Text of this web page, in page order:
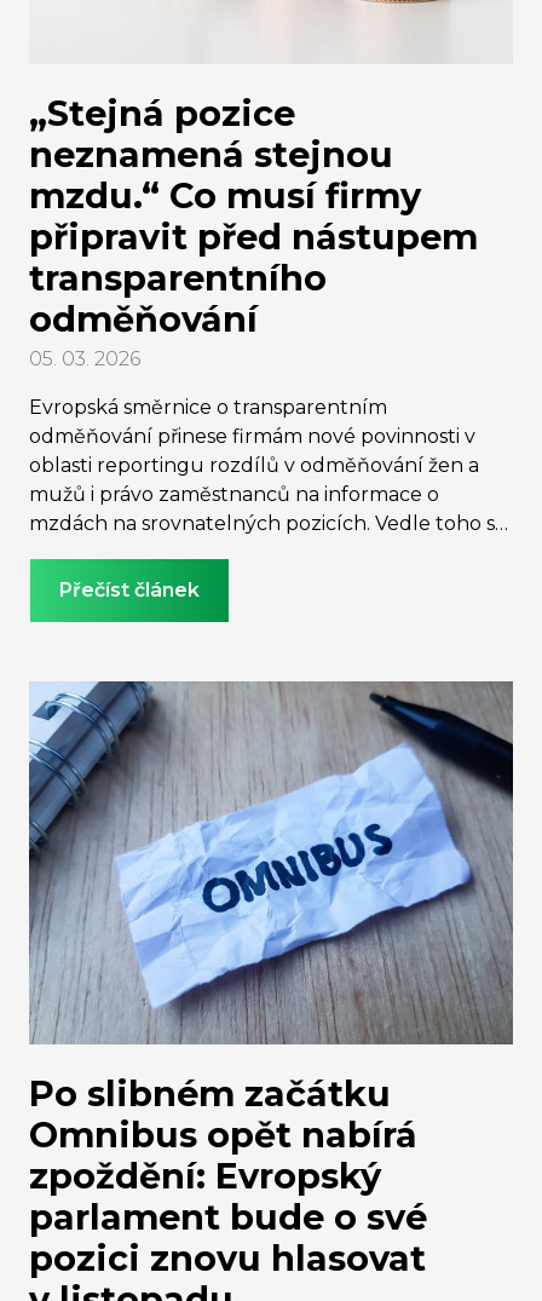
„Stejná pozice
neznamená stejnou
mzdu.“ Co musí firmy
připravit před nástupem
transparentního
odměňování
05. 03. 2026
Evropská směrnice o transparentním
odměňování přinese firmám nové povinnosti v
oblasti reportingu rozdílů v odměňování žen a
mužů i právo zaměstnanců na informace o
mzdách na srovnatelných pozicích. Vedle toho se
měsíční hlášení zaměstnavatelů, které poskytne
intuicí manažerů, zaznělo na semináři Byznys &
udržitelnost s Klárou Cowan (ASB Group) a
Pavlem Vrtiškou (Pay-Fair).
Přečíst článek
Po slibném začátku
Omnibus opět nabírá
zpoždění: Evropský
parlament bude o své
pozici znovu hlasovat